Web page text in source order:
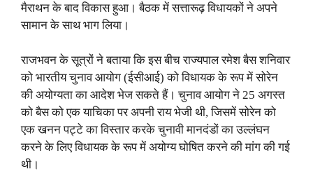
मैराथन के बाद विकास हुआ। बैठक में सत्तारूढ़ विधायकों ने अपने
सामान के साथ भाग लिया।
राजभवन के सूत्रों ने बताया कि इस बीच राज्यपाल रमेश बैस शनिवार
को भारतीय चुनाव आयोग (ईसीआई) को विधायक के रूप में सोरेन
की अयोग्यता का आदेश भेज सकते हैं। चुनाव आयोग ने 25 अगस्त
को बैस को एक याचिका पर अपनी राय भेजी थी, जिसमें सोरेन को
एक खनन पट्टे का विस्तार करके चुनावी मानदंडों का उल्लंघन
करने के लिए विधायक के रूप में अयोग्य घोषित करने की मांग की गई
थी।